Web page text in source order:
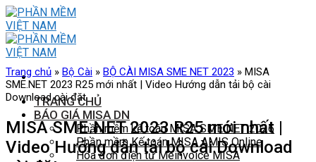
Skip
to
content
TRANG CHỦ
BÁO GIÁ MISA DN
Phần mềm kế toán MISA SME NET 2026
Phần mềm Kế toán MISA AMIS Online
Hóa đơn điện tử Meinvoice MISA
Trang chủ » Bộ Cài » BỘ CÀI MISA SME NET 2023 » MISA
SME.NET 2023 R25 mới nhất | Video Hướng dẫn tải bộ cài
Download cài đặt
MISA SME.NET 2023 R25 mới nhất |
Video Hướng dẫn tải bộ cài Download